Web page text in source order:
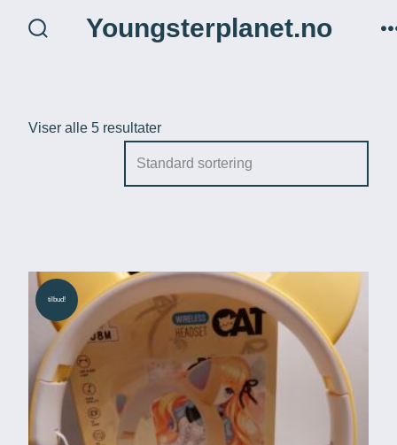
Youngsterplanet.no
Viser alle 5 resultater
tilbud!